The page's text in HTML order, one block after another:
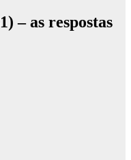
– as respostas